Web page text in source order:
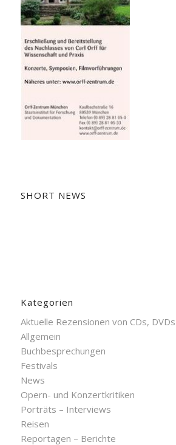
SHORT NEWS
Kategorien
Aktuelle Rezensionen von CDs,
Allgemein
Buchbesprechungen
Festivals
News
Opern- und Konzertkritiken
Porträts – Interviews
Reisen
Reportagen – Berichte